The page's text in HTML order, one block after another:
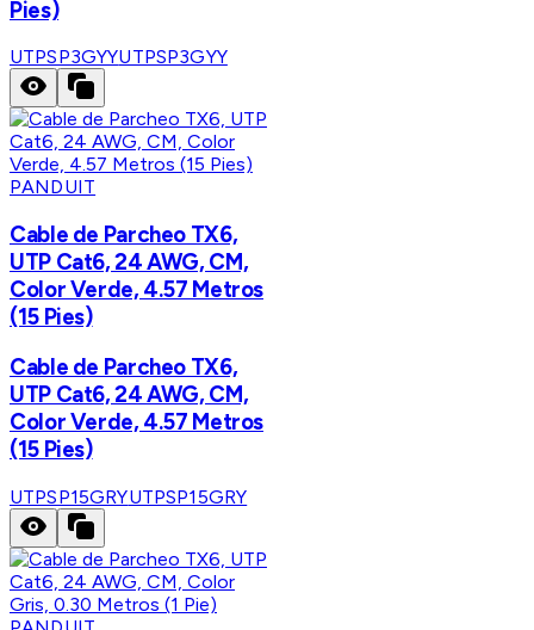
Pies)
UTPSP3GYYUTPSP3GYY
PANDUIT
Cable de Parcheo TX6,
UTP Cat6, 24 AWG, CM,
Color Verde, 4.57 Metros
(15 Pies)
Cable de Parcheo TX6,
UTP Cat6, 24 AWG, CM,
Color Verde, 4.57 Metros
(15 Pies)
UTPSP15GRYUTPSP15GRY